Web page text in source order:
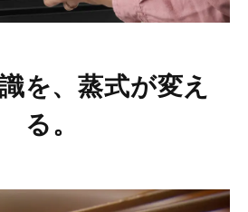
を、蒸式が変え
る。